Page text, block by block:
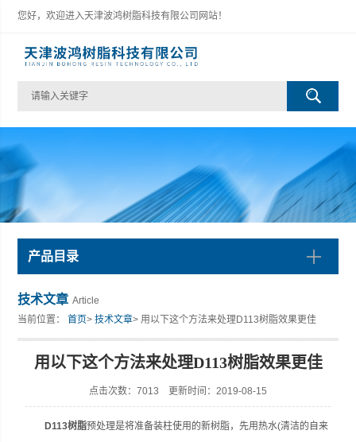
您好，欢迎进入天津波鸿树脂科技有限公司网站！
产品目录
技术文章 Article
当前位置：首页>技术文章> 用以下这个方法来处理D113树脂效果更佳
用以下这个方法来处理D113树脂效果更佳
点击次数：7013 更新时间：2019-08-15
D113树脂预处理是将准备装柱使用的新树脂，先用热水(清洁的自来